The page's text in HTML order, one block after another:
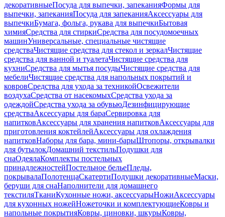
декоративныеПосуда для выпечки, запеканияФормы для
выпечки, запеканияПосуда для запеканияАксессуары для
выпечкиБумага, фольга, рукава для выпечкиБытовая
химияСредства для стиркиСредства для посудомоечных
машинУниверсальные, специальные чистящие
средстваЧистящие средства для стекол и зеркалЧистящие
средства для ванной и туалетаЧистящие средства для
кухниСредства для мытья посудыЧистящие средства для
мебелиЧистящие средства для напольных покрытий и
ковровСредства для ухода за техникойОсвежители
воздухаСредства от насекомыхСредства ухода за
одеждойСредства ухода за обувьюДезинфицирующие
средстваАксессуары для бараСервировка для
напитковАксессуары для хранения напитковАксессуары для
приготовления коктейлейАксессуары для охлаждения
напитковНаборы для бара, мини-барыШтопоры, открывалки
для бутылокДомашний текстильПодушки для
снаОдеялаКомплекты постельных
принадлежностейПостельное бельеПледы,
покрывалаПолотенцаСкатертиПодушки декоративныеМаски,
беруши для снаНаполнители для домашнего
текстиляТканиКухонные ножи, аксессуарыНожиАксессуары
для кухонных ножейНожеточки и комплектующиеКовры и
напольные покрытияКовры, циновки, шкурыКовры,